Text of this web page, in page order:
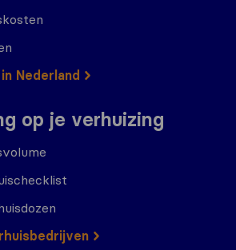
Nederland
op je verhuizing